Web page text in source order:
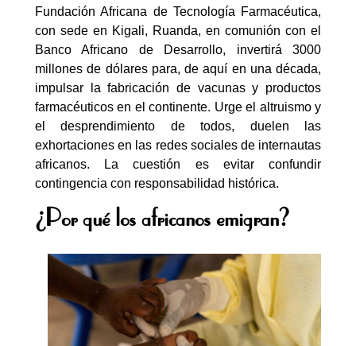
Fundación Africana de Tecnología Farmacéutica,
con sede en Kigali, Ruanda, en comunión con el
Banco Africano de Desarrollo, invertirá 3000
millones de dólares para, de aquí en una década,
impulsar la fabricación de vacunas y productos
farmacéuticos en el continente. Urge el altruismo y
el desprendimiento de todos, duelen las
exhortaciones en las redes sociales de internautas
africanos. La cuestión es evitar confundir
contingencia con responsabilidad histórica.
¿Por qué los africanos emigran?